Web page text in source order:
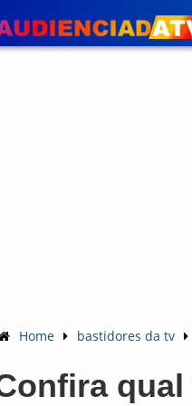
Home bastidores da tv